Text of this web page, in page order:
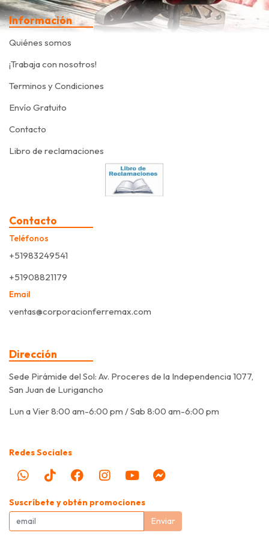
Información
Quiénes somos
¡Trabaja con nosotros!
Terminos y Condiciones
Envío Gratuito
Contacto
Libro de reclamaciones
Contacto
Teléfonos
+51983249541
+51908821179
Email
ventas@corporacionferremax.com
Dirección
Sede Pirámide del Sol: Av. Proceres de la Independencia 1077,
San Juan de Lurigancho
Lun a Vier 8:00 am-6:00 pm / Sab 8:00 am-6:00 pm
Redes Sociales
Suscríbete y obtén promociones
Enviar